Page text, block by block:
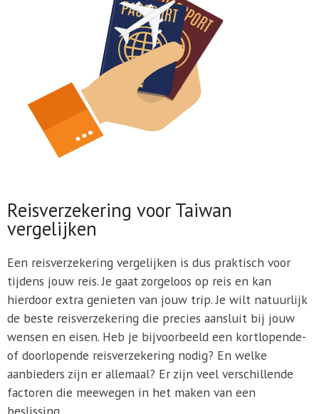
Reisverzekering voor Taiwan
vergelijken
Een reisverzekering vergelijken is dus praktisch voor
tijdens jouw reis. Je gaat zorgeloos op reis en kan
hierdoor extra genieten van jouw trip. Je wilt natuurlijk
de beste reisverzekering die precies aansluit bij jouw
wensen en eisen. Heb je bijvoorbeeld een kortlopende-
of doorlopende reisverzekering nodig? En welke
aanbieders zijn er allemaal? Er zijn veel verschillende
factoren die meewegen in het maken van een
beslissing.